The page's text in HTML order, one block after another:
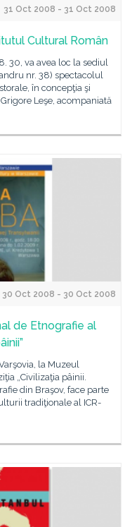
31 Oct 2008 - 31 Oct 2008
Cultural Român
30, va avea loc la sediul
nr. 38) spectacolul
în concepţia şi
Leşe, acompaniată
30 Oct 2008 - 30 Oct 2008
de Etnografie al
la Muzeul
„Civilizaţia pâinii.
din Braşov, face parte
tradiţionale al ICR-